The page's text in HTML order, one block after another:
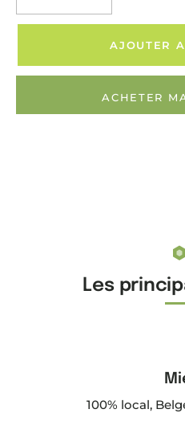
AJOUTER
ACHETER
Les
100% local,